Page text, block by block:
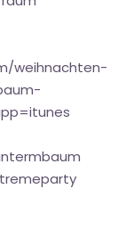
weihnachten-